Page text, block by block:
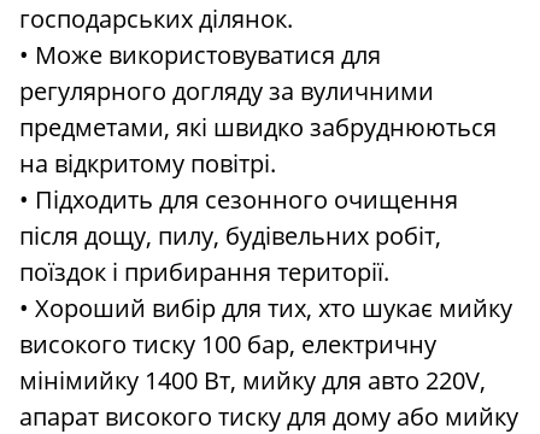
господарських ділянок.
• Може використовуватися для
регулярного догляду за вуличними
предметами, які швидко забруднюються
на відкритому повітрі.
• Підходить для сезонного очищення
після дощу, пилу, будівельних робіт,
поїздок і прибирання території.
• Хороший вибір для тих, хто шукає мийку
високого тиску 100 бар, електричну
мінімийку 1400 Вт, мийку для авто 220V,
апарат високого тиску для дому або мийку